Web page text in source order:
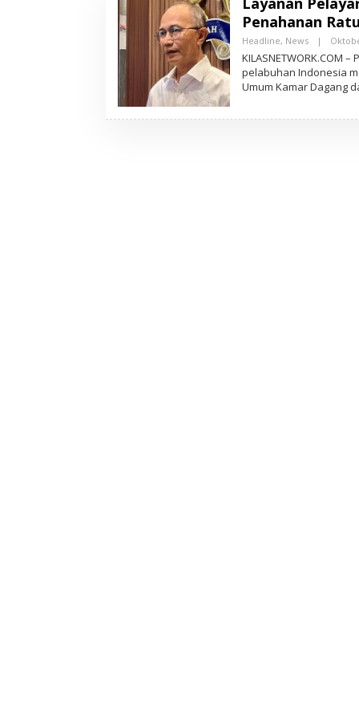
Penahanan
Headline, News |
pelabuhan Indonesia
Umum Kamar Dagang